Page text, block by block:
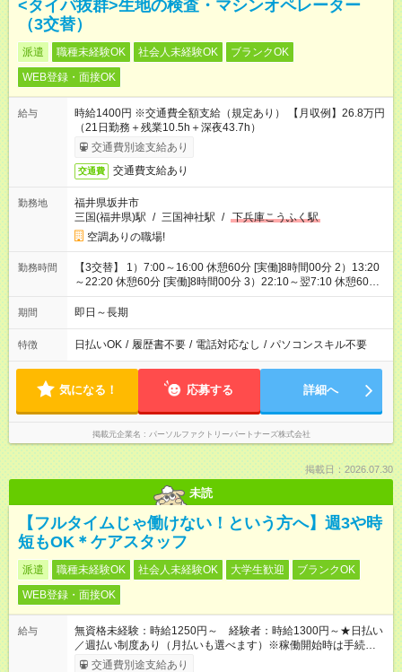
<タイパ抜群>生地の検査・マシンオペレーター
（3交替）
派遣 職種未経験OK 社会人未経験OK
ブランクOK
WEB登録・面接OK
給与
時給1400円 ※交通費全額支給（規定あり） 【月収例】26.8万円
（21日勤務＋残業10.5h＋深夜43.7h）
交通費別途支給あり
交通費 交通費支給あり
勤務地
福井県坂井市
三国(福井県)駅 / 三国神社駅 / 下兵庫こうふく駅
空調ありの職場!
勤務時間
【3交替】 1）7:00～16:00 休憩60分 [実働]8時間00分 2）13:20
～22:20 休憩60分 [実働]8時間00分 3）22:10～翌7:10 休憩60
分 [実働]8時間00分
期間 即日～長期
特徴 日払いOK / 履歴書不要 / 電話対応なし / パソコンスキル不要
気になる！ 応募する 詳細へ
掲載元企業名 パーソルファクトリーパートナーズ株式会社
掲載日：2026.07.30
未読
【フルタイムじゃ働けない！という方へ】週3や時
短もOK＊ケアスタッフ
派遣 職種未経験OK 社会人未経験OK 大学生歓迎
ブランクOK
WEB登録・面接OK
給与
無資格未経験：時給1250円～ 経験者：時給1300円～★日払い
／週払い制度あり（月払いも選べます）※稼働開始時は手続き完
了次第のお支払いとなります。
交通費別途支給あり